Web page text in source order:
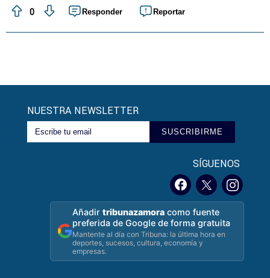
0
Responder Reportar
NUESTRA NEWSLETTER
SUSCRIBIRME
SÍGUENOS
Añadirtribunazamora como fuente
preferida de Google de forma gratuita
Mantente al día con Tribuna: la última hora en
deportes, sucesos, cultura, economía y
empresas.